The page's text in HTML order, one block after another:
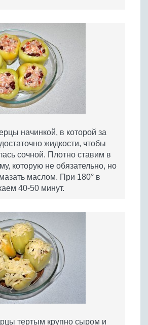
начинкой, в которой за
жидкости, чтобы
сочной. Плотно ставим в
которую не обязательно, но
маслом. При 180° в
40-50 минут.
тертым крупно сыром и